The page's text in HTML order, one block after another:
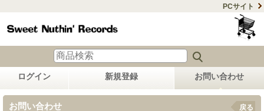
PCサイト
ログイン 新規登録 お問い合わせ
お問い合わせ 戻る